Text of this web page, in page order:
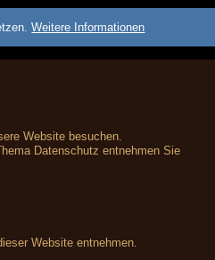
Weitere Informationen
Website besuchen.
Datenschutz entnehmen Sie
Website entnehmen.